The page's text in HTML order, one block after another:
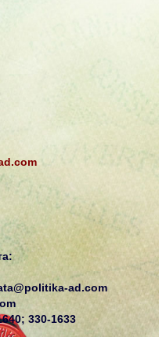
ad.com
330-1633